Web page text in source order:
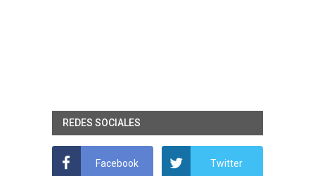
REDES SOCIALES
Facebook Twitter